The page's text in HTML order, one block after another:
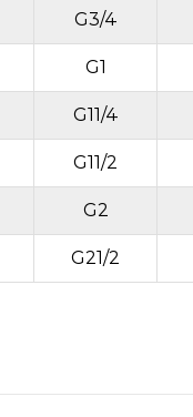
G3/4
G1
G11/4
G11/2
G2
G21/2